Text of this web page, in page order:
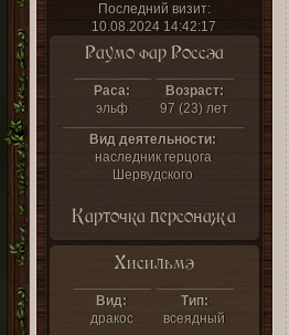
Последний визит:
10.08.2024 14:42:17
Раумо фар Россэа
Раса:
эльф
Возраст:
97 (23) лет
Вид деятельности:
наследник герцога
Шервудского
Карточка персонажа
Хисильмэ
Вид:
дракос
Тип:
всеядный